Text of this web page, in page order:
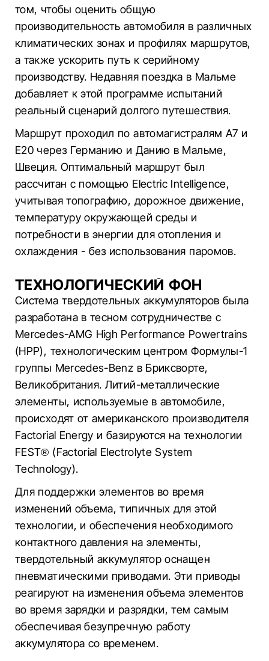
том, чтобы оценить общую
производительность автомобиля в различных
климатических зонах и профилях маршрутов,
а также ускорить путь к серийному
производству. Недавняя поездка в Мальме
добавляет к этой программе испытаний
реальный сценарий долгого путешествия.
Маршрут проходил по автомагистралям A7 и
E20 через Германию и Данию в Мальме,
Швеция. Оптимальный маршрут был
рассчитан с помощью Electric Intelligence,
учитывая топографию, дорожное движение,
температуру окружающей среды и
потребности в энергии для отопления и
охлаждения - без использования паромов.
ТЕХНОЛОГИЧЕСКИЙ ФОН
Система твердотельных аккумуляторов была
разработана в тесном сотрудничестве с
Mercedes-AMG High Performance Powertrains
(HPP), технологическим центром Формулы-1
группы Mercedes-Benz в Бриксворте,
Великобритания. Литий-металлические
элементы, используемые в автомобиле,
происходят от американского производителя
Factorial Energy и базируются на технологии
FEST® (Factorial Electrolyte System
Technology).
Для поддержки элементов во время
изменений объема, типичных для этой
технологии, и обеспечения необходимого
контактного давления на элементы,
твердотельный аккумулятор оснащен
пневматическими приводами. Эти приводы
реагируют на изменения объема элементов
во время зарядки и разрядки, тем самым
обеспечивая безупречную работу
аккумулятора со временем.